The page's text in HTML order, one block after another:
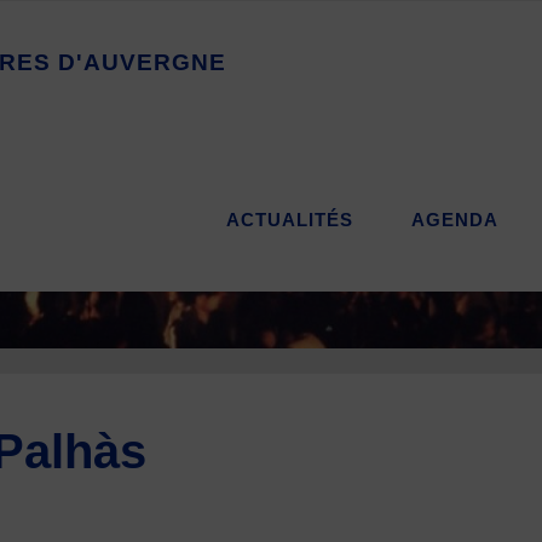
RES D'AUVERGNE
ACTUALITÉS AGENDA